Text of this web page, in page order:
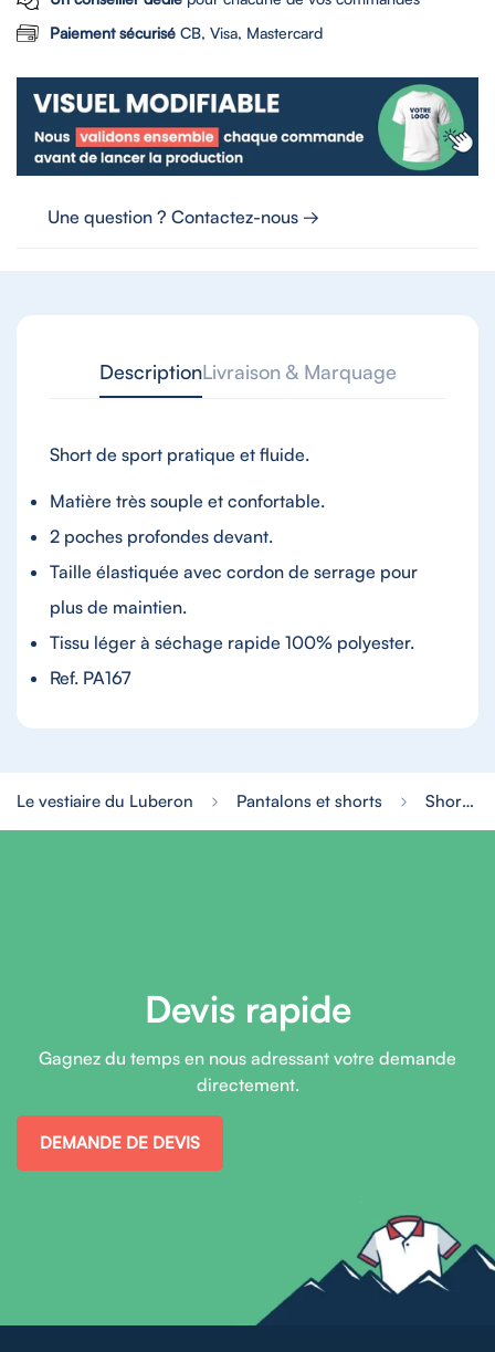
Paiement sécurisé CB, Visa, Mastercard
Une question ? Contactez-nous →
DescriptionLivraison & Marquage
Short de sport pratique et fluide.
Matière très souple et confortable.
2 poches profondes devant.
Taille élastiquée avec cordon de serrage pour
plus de maintien.
Tissu léger à séchage rapide 100% polyester.
Ref. PA167
Le vestiaire du Luberon Pantalons et shorts Short performance homme
Devis rapide
Gagnez du temps en nous adressant votre demande
directement.
DEMANDE DE DEVIS